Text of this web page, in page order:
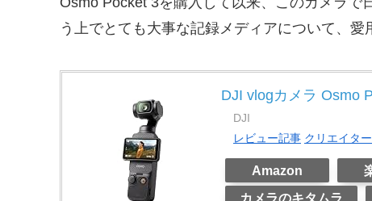
う上でとても大事な記録メディアについて、愛
DJI vlogカメラ Osmo
DJI
レビュー記事 クリエイタ
Amazon
カメラのキタムラ